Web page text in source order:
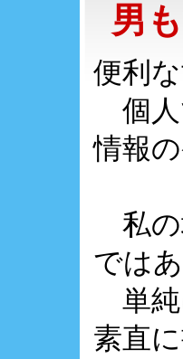
男
便利
個人
情報
私の
では
単純
素直